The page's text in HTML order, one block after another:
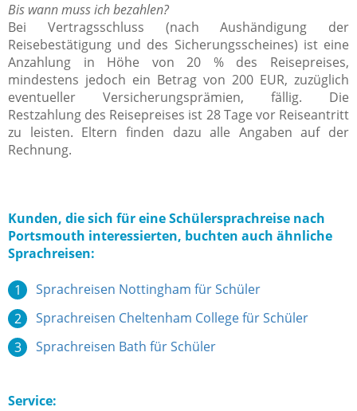
Bis wann muss ich bezahlen?
Bei Vertragsschluss (nach Aushändigung der
Reisebestätigung und des Sicherungsscheines) ist eine
Anzahlung in Höhe von 20 % des Reisepreises,
mindestens jedoch ein Betrag von 200 EUR, zuzüglich
eventueller Versicherungsprämien, fällig. Die
Restzahlung des Reisepreises ist 28 Tage vor Reiseantritt
zu leisten. Eltern finden dazu alle Angaben auf der
Rechnung.
Kunden, die sich für eine Schülersprachreise nach
Portsmouth interessierten, buchten auch ähnliche
Sprachreisen:
Sprachreisen Nottingham für Schüler
Sprachreisen Cheltenham College für Schüler
Sprachreisen Bath für Schüler
Service: